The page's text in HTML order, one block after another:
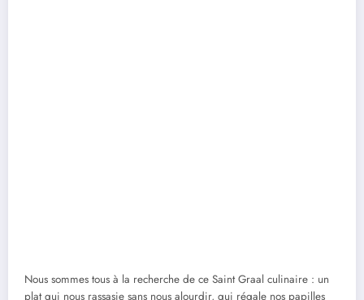
Nous sommes tous à la recherche de ce Saint Graal culinaire : un
plat qui nous rassasie sans nous alourdir, qui régale nos papilles